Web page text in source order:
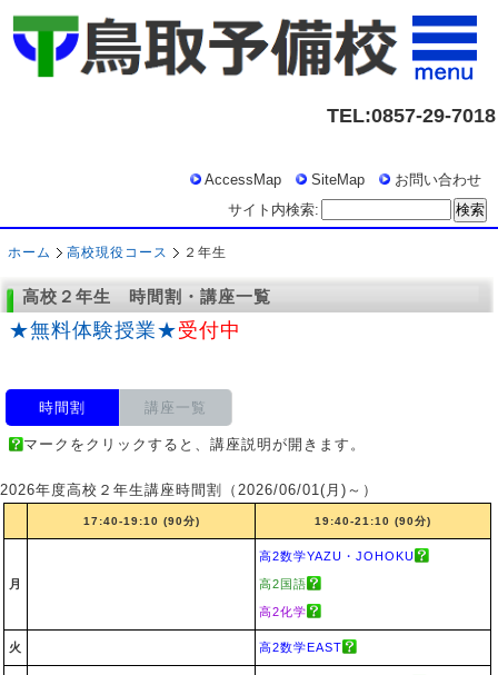
TEL:0857-29-7018
AccessMap SiteMap
お問い合わせ
サイト内検索:
ホーム 高校現役コース ２年生
高校２年生 時間割・講座一覧
★無料体験授業★受付中
時間割 講座一覧
マークをクリックすると、講座説明が開きます。
2026年度高校２年生講座時間割（2026/06/01(月)～）
17:40-19:10 (90分) 19:40-21:10 (90分)
月
高2数学YAZU・JOHOKU
高2国語
高2化学
火 高2数学EAST